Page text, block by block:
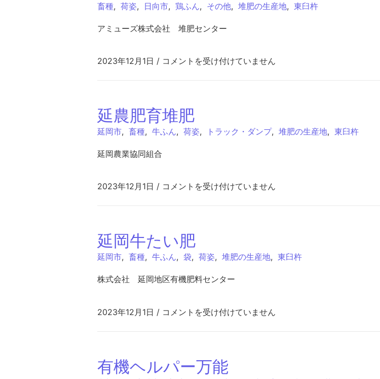
畜種, 荷姿, 日向市, 鶏ふん, その他, 堆肥の生産地, 東臼杵
アミューズ株式会社 堆肥センター
2023年12月1日 / EM有機堆肥 ひよざえもん は
コメントを受け付けていません
延農肥育堆肥
延岡市, 畜種, 牛ふん, 荷姿, トラック・ダンプ, 堆肥の生産地, 東臼杵
延岡農業協同組合
2023年12月1日 / 延農肥育堆肥 は
コメントを受け付けていません
延岡牛たい肥
延岡市, 畜種, 牛ふん, 袋, 荷姿, 堆肥の生産地, 東臼杵
株式会社 延岡地区有機肥料センター
2023年12月1日 / 延岡牛たい肥 は
コメントを受け付けていません
有機ヘルパー万能